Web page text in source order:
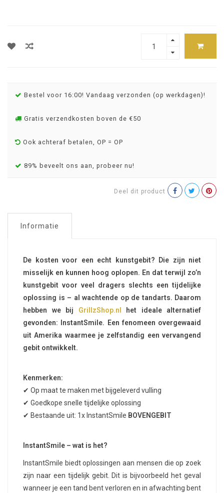
Bestel voor 16:00! Vandaag verzonden (op werkdagen)!
Gratis verzendkosten boven de €50
Ook achteraf betalen, OP = OP
89% beveelt ons aan, probeer nu!
Deel dit product
Informatie
De kosten voor een echt kunstgebit? Die zijn niet
misselijk en kunnen hoog oplopen. En dat terwijl zo’n
kunstgebit voor veel dragers slechts een tijdelijke
oplossing is – al wachtende op de tandarts. Daarom
hebben we bij GrillzShop.nl
het ideale alternatief
gevonden: InstantSmile. Een fenomeen overgewaaid
uit Amerika waarmee je zelfstandig een vervangend
gebit ontwikkelt.
Kenmerken:
✔ Op maat te maken met bijgeleverd vulling
✔ Goedkope snelle tijdelijke oplossing
✔ Bestaande uit: 1x InstantSmile BOVENGEBIT
InstantSmile – wat is het?
InstantSmile biedt oplossingen aan mensen die op zoek
zijn naar een tijdelijk gebit. Dit is bijvoorbeeld het geval
wanneer je een tand bent verloren en in afwachting bent